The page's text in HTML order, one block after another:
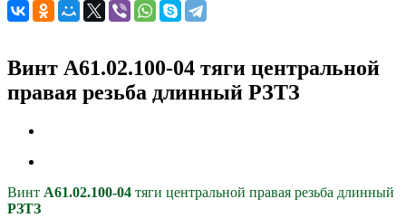
Винт А61.02.100-04 тяги центральной
правая резьба длинный РЗТЗ
Винт А61.02.100-04 тяги центральной правая резьба длинный
РЗТЗ